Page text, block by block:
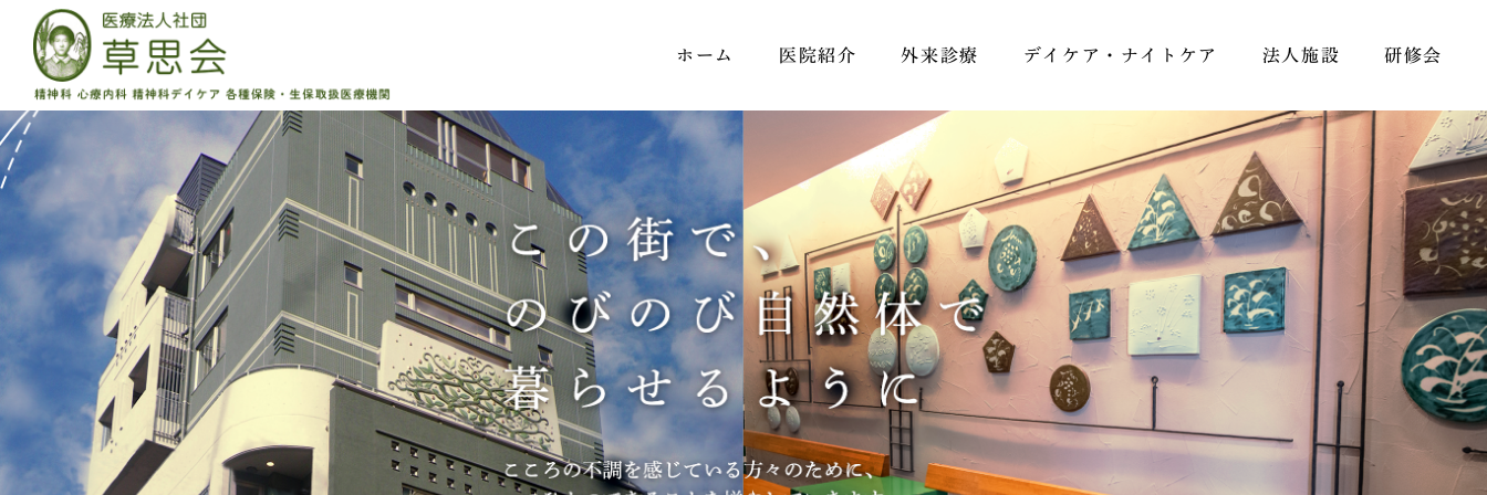
ホーム 医院紹介 外来診療 デイケア・ナイトケア 法人施設 研修会